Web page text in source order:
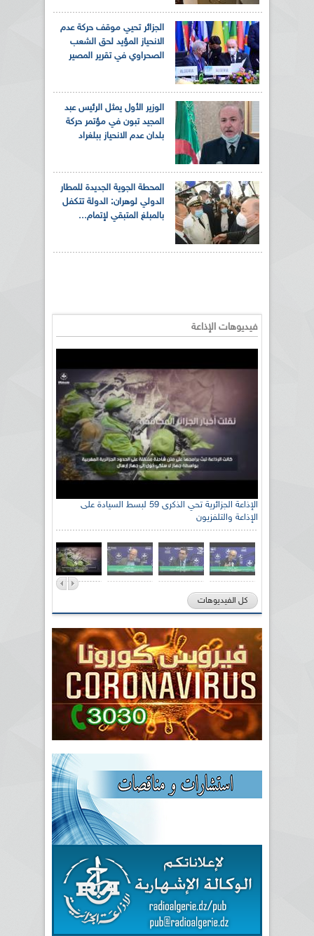
الجزائر تحيي موقف حركة عدم
الانحياز المؤيد لحق الشعب
الصحراوي في تقرير المصير
الوزير الأول يمثل الرئيس عبد
المجيد تبون في مؤتمر حركة
بلدان عدم الانحياز ببلغراد
المحطة الجوية الجديدة للمطار
الدولي لوهران: الدولة تتكفل
بالمبلغ المتبقي لإتمام...
فيديوهات الإذاعة
الإذاعة الجزائرية تحي الذكرى 59 لبسط السيادة على
الإذاعة والتلفزيون
كل الفيديوهات